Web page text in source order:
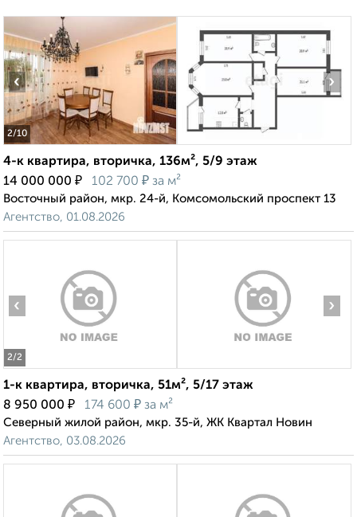
2/10
‹ ›
4-к квартира, вторичка, 136м², 5/9 этаж
14 000 000 ₽ 102 700 ₽ за м²
Восточный район, мкр. 24-й, Комсомольский проспект 13
Агентство, 01.08.2026
2/2
‹ ›
1-к квартира, вторичка, 51м², 5/17 этаж
8 950 000 ₽ 174 600 ₽ за м²
Северный жилой район, мкр. 35-й, ЖК Квартал Новин
Агентство, 03.08.2026